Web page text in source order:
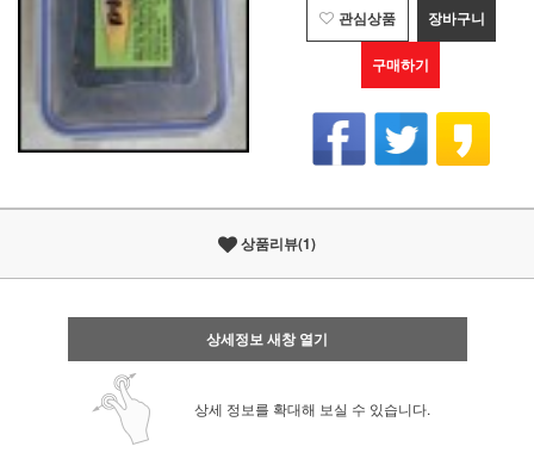
관심상품 장바구니
구매하기
상품리뷰(1)
상세정보 새창 열기
상세 정보를 확대해 보실 수 있습니다.